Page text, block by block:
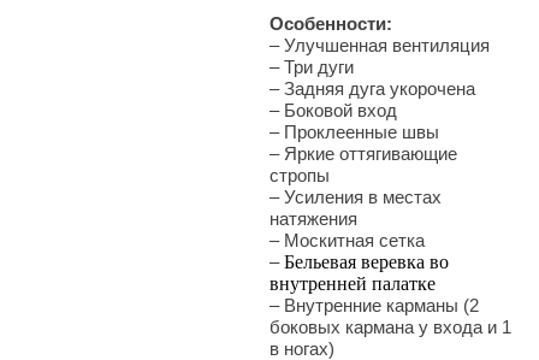
Особенности:
– Улучшенная вентиляция
– Три дуги
–Задняя дуга укорочена
– Боковой вход
– Проклеенные швы
– Яркие оттягивающие
стропы
–Усиления в местах
натяжения
– Москитная сетка
–Бельевая веревка во
внутренней палатке
– Внутренние карманы (2
боковых кармана у входа и 1
в ногах)